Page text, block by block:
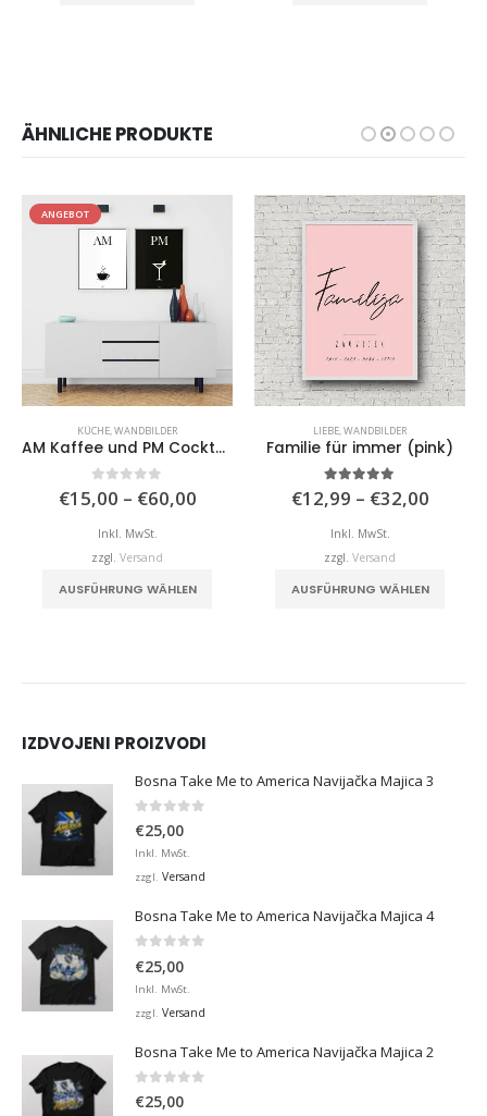
ÄHNLICHE PRODUKTE
ANGEBOT
KÜCHE,WANDBILDER
AM Kaffee und PM Cocktail
0von 5
€15,00 – €60,00Preisspanne:
Inkl. MwSt.
zzgl. Versand
AUSFÜHRUNG WÄHLEN
LIEBE,WANDBILDER
Familie für immer (pink)
5.00 von 5
€12,99 – €32,00
Inkl. MwSt.
zzgl. Versand
AUSFÜHRUNG WÄHLEN
IZDVOJENI PROIZVODI
Bosna Take Me to America Navijačka Majica 3
0 von 5
€25,00
Inkl. MwSt.
zzgl. Versand
Bosna Take Me to America Navijačka Majica 4
€25,00
Inkl. MwSt.
zzgl. Versand
Bosna Take Me to America Navijačka Majica 2
0 von 5
€25,00